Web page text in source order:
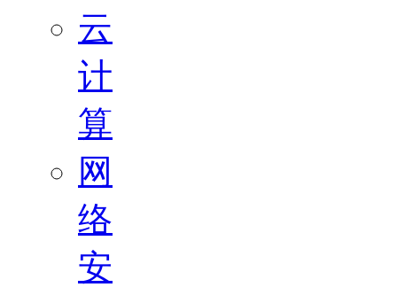
云
计
算
网
络
安